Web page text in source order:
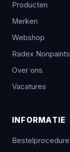
Producten
Merken
Webshop
Radex Nonpaints
Over ons
Vacatures
INFORMATIE
Bestelprocedure